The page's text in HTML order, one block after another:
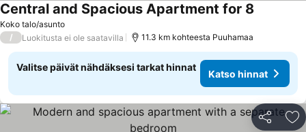
Koko talo/asunto
Central and Spacious Apartment for 8
/ Luokitusta ei ole saatavilla 11.3 km kohteesta Puuhamaa
Valitse päivät nähdäksesi tarkat hinnat
Katso hinnat
Jaa